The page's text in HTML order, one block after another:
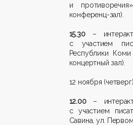
и
конференц-зал).
15.30–
с участием
Республики
концертный зал).
12 ноября (четверг)
12.00–
с участием
Савина, ул.